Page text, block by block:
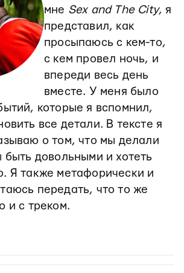
мне Sex and The City, я
представил, как
просыпаюсь с кем-то,
с кем провел ночь, и
впереди весь день
вместе. У меня было
которые я вспомнил,
все детали. В тексте я
о том, что мы делали
быть довольными и хотеть
Я также метафорически и
передать, что то же
и с треком.